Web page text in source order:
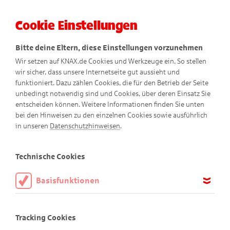
KNAXige
Wallpaper für
deinen Bildschir
m
Cookie Einstellungen
Bitte deine Eltern, diese Einstellungen vorzunehmen
Wir setzen auf KNAX.de Cookies und Werkzeuge ein. So stellen
wir sicher, dass unsere Internetseite gut aussieht und
funktioniert. Dazu zählen Cookies, die für den Betrieb der Seite
unbedingt notwendig sind und Cookies, über deren Einsatz Sie
entscheiden können. Weitere Informationen finden Sie unten
bei den Hinweisen zu den einzelnen Cookies sowie ausführlich
in unseren Datenschutzhinweisen.
Technische Cookies
Basisfunktionen
aktiviert sein.
Tracking Cookies